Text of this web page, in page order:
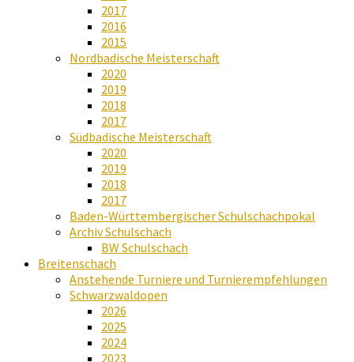
2017
2016
2015
Nordbadische Meisterschaft
2020
2019
2018
2017
Südbadische Meisterschaft
2020
2019
2018
2017
Baden-Württembergischer Schulschachpokal
Archiv Schulschach
BW Schulschach
Breitenschach
Anstehende Turniere und Turnierempfehlungen
Schwarzwaldopen
2026
2025
2024
2023